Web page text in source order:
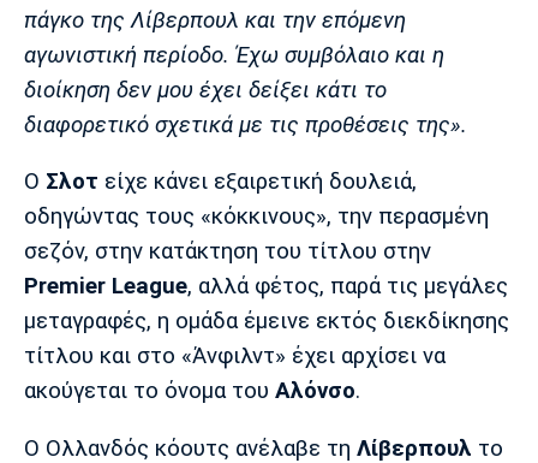
Μάντσεστερ
Γιουνάιτεντ
Τσέλσι Άρσεναλ
Μάντσεστερ
Σίτι
Μπάγερν
πάγκο της Λίβερπουλ και την επόμενη
αγωνιστική περίοδο. Έχω συμβόλαιο και η
διοίκηση δεν μου έχει δείξει κάτι το
διαφορετικό σχετικά με τις προθέσεις της».
Ο Σλοτ είχε κάνει εξαιρετική δουλειά,
οδηγώντας τους «κόκκινους», την περασμένη
σεζόν, στην κατάκτηση του τίτλου στην
Premier League, αλλά φέτος, παρά τις μεγάλες
μεταγραφές, η ομάδα έμεινε εκτός διεκδίκησης
τίτλου και στο «Άνφιλντ» έχει αρχίσει να
ακούγεται το όνομα του Αλόνσο.
Ο Ολλανδός κόουτς ανέλαβε τη Λίβερπουλ το